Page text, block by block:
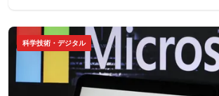
科学技術・デジタル